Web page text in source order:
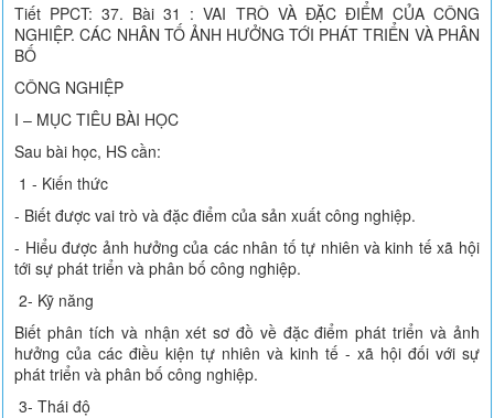
Tiết PPCT: 37. Bài 31 : VAI TRÒ VÀ ĐẶC ĐIỂM CỦA CÔNG
NGHIỆP. CÁC NHÂN TỐ ẢNH HƯỞNG TỚI PHÁT TRIỂN VÀ PHÂN
BỐ
CÔNG NGHIỆP
I – MỤC TIÊU BÀI HỌC
Sau bài học, HS cần:
1 - Kiến thức
- Biết được vai trò và đặc điểm của sản xuất công nghiệp.
- Hiểu được ảnh hưởng của các nhân tố tự nhiên và kinh tế xã hội
tới sự phát triển và phân bố công nghiệp.
2- Kỹ năng
Biết phân tích và nhận xét sơ đồ về đặc điểm phát triển và ảnh
hưởng của các điều kiện tự nhiên và kinh tế - xã hội đối với sự
phát triển và phân bố công nghiệp.
3- Thái độ